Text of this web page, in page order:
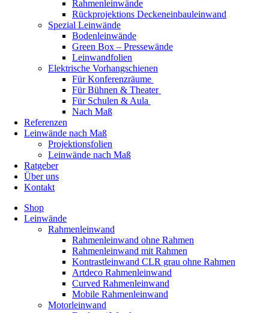
Rahmenleinwände
Rückprojektions Deckeneinbauleinwand
Spezial Leinwände
Bodenleinwände
Green Box – Pressewände
Leinwandfolien
Elektrische Vorhangschienen
Für Konferenzräume
Für Bühnen & Theater
Für Schulen & Aula
Nach Maß
Referenzen
Leinwände nach Maß
Projektionsfolien
Leinwände nach Maß
Ratgeber
Über uns
Kontakt
Shop
Leinwände
Rahmenleinwand
Rahmenleinwand ohne Rahmen
Rahmenleinwand mit Rahmen
Kontrastleinwand CLR grau ohne Rahmen
Artdeco Rahmenleinwand
Curved Rahmenleinwand
Mobile Rahmenleinwand
Motorleinwand